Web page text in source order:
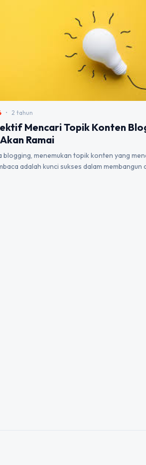
• 2 tahun
Mencari Topik Konten
Ramai
blogging, menemukan topik konten yang
adalah kunci sukses dalam membangun